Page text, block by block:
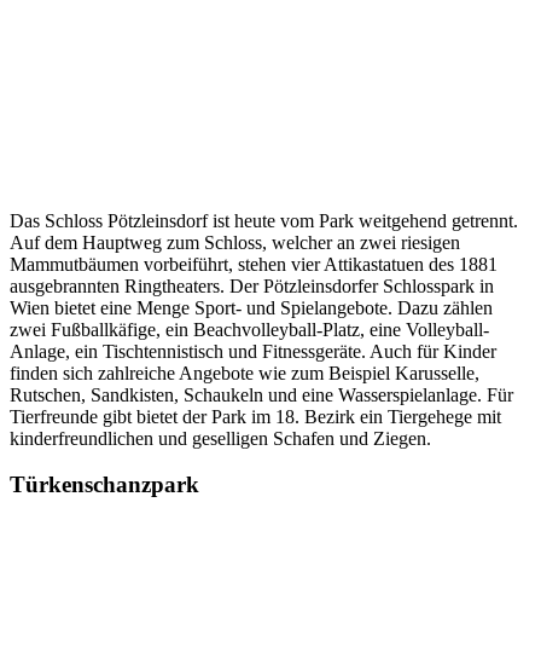
Das Schloss Pötzleinsdorf ist heute vom Park weitgehend getrennt.
Auf dem Hauptweg zum Schloss, welcher an zwei riesigen
Mammutbäumen vorbeiführt, stehen vier Attikastatuen des 1881
ausgebrannten Ringtheaters. Der Pötzleinsdorfer Schlosspark in
Wien bietet eine Menge Sport- und Spielangebote. Dazu zählen
zwei Fußballkäfige, ein Beachvolleyball-Platz, eine Volleyball-
Anlage, ein Tischtennistisch und Fitnessgeräte. Auch für Kinder
finden sich zahlreiche Angebote wie zum Beispiel Karusselle,
Rutschen, Sandkisten, Schaukeln und eine Wasserspielanlage. Für
Tierfreunde gibt bietet der Park im 18. Bezirk ein Tiergehege mit
kinderfreundlichen und geselligen Schafen und Ziegen.
Türkenschanzpark